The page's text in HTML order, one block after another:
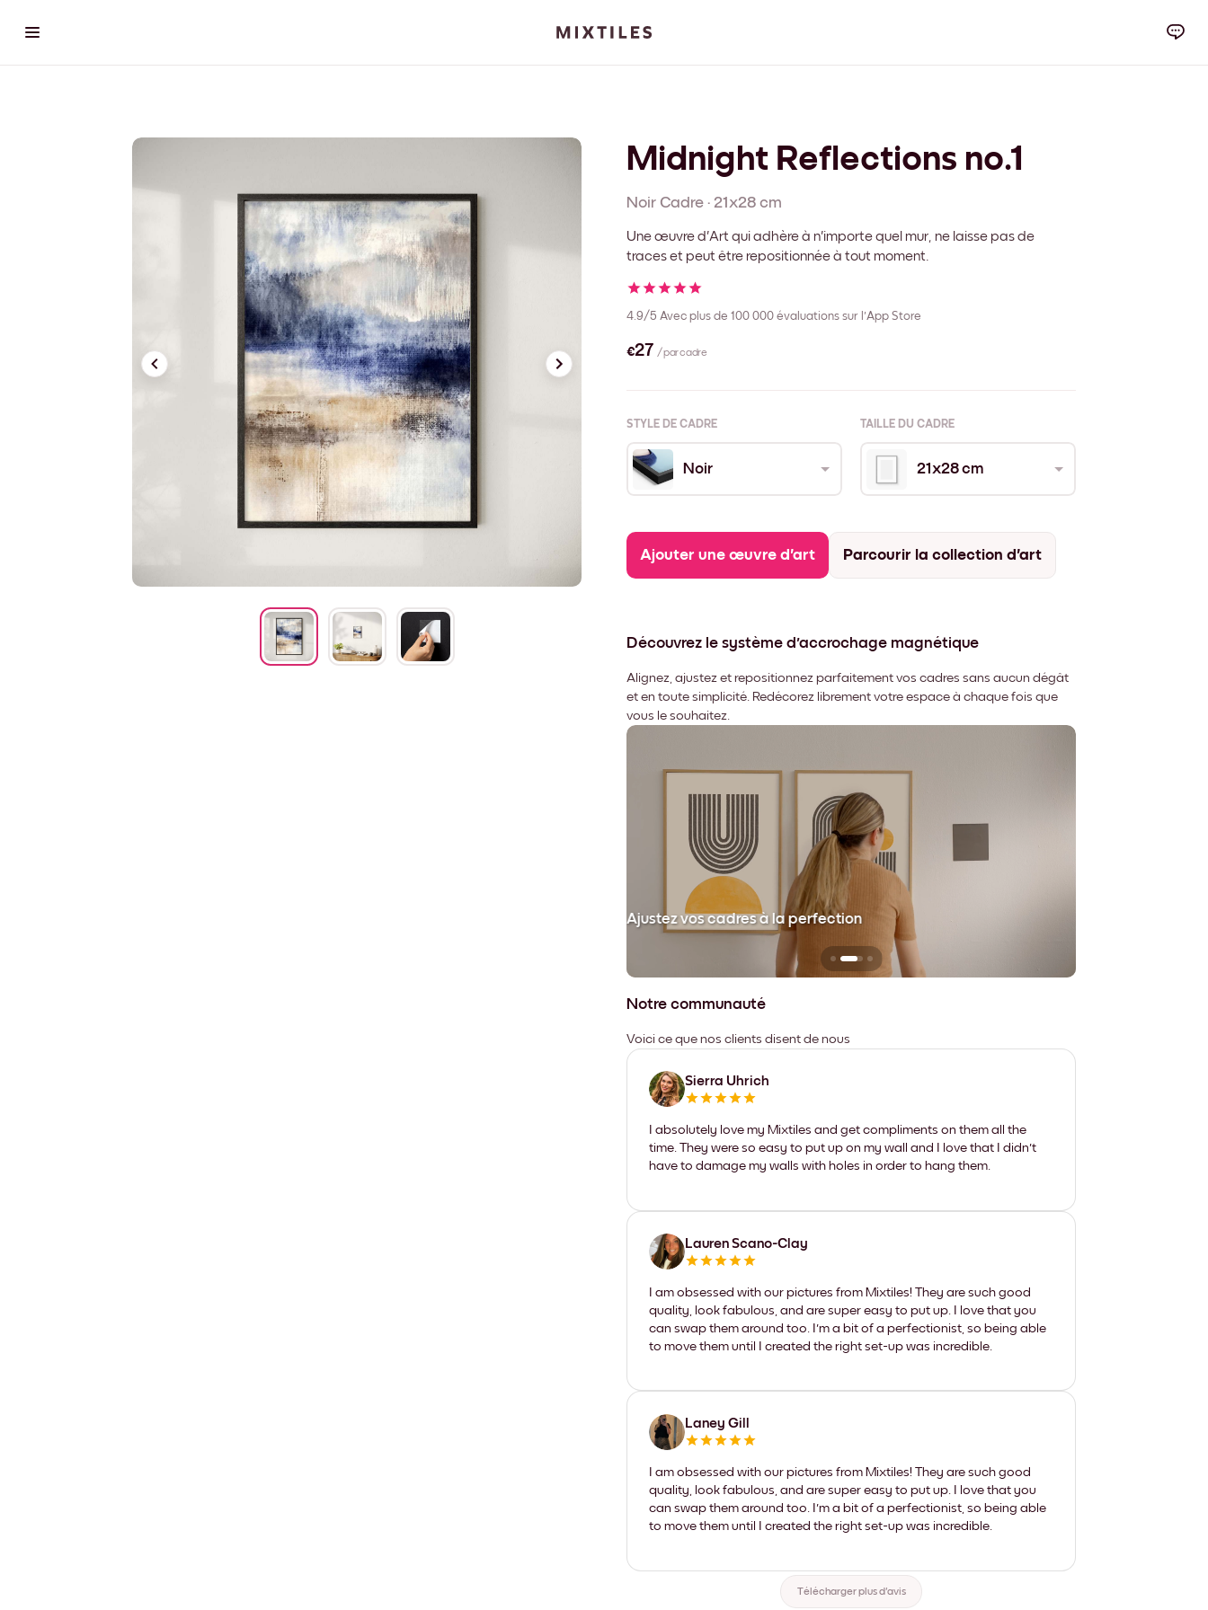
Midnight Reflections no.1
Noir Cadre · 21x28 cm
Une œuvre d'Art qui adhère à n'importe quel mur, ne laisse pas de
traces et peut être repositionnée à tout moment.
4.9/5 Avec plus de 100 000 évaluations sur l'App Store
€27 / par cadre
STYLE DE CADRE TAILLE DU CADRE
Noir 21x28 cm
Ajouter une œuvre d'art Parcourir la collection d'art
Découvrez le système d'accrochage magnétique
Alignez, ajustez et repositionnez parfaitement vos cadres sans aucun dégât
et en toute simplicité. Redécorez librement votre espace à chaque fois que
vous le souhaitez.
Ajustez vos cadres à la perfection
Notre communauté
Voici ce que nos clients disent de nous
Sierra Uhrich
I absolutely love my Mixtiles and get compliments on them all the
time. They were so easy to put up on my wall and I love that I didn't
have to damage my walls with holes in order to hang them.
Lauren Scano-Clay
I am obsessed with our pictures from Mixtiles! They are such good
quality, look fabulous, and are super easy to put up. I love that you
can swap them around too. I'm a bit of a perfectionist, so being able
to move them until I created the right set-up was incredible.
Laney Gill
I am obsessed with our pictures from Mixtiles! They are such good
quality, look fabulous, and are super easy to put up. I love that you
can swap them around too. I'm a bit of a perfectionist, so being able
to move them until I created the right set-up was incredible.
Télécharger plus d'avis